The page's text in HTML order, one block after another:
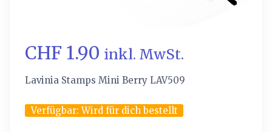
CHF 1.90 inkl. MwSt.
Lavinia Stamps Mini Berry LAV509
Verfügbar:Wird für dich bestellt